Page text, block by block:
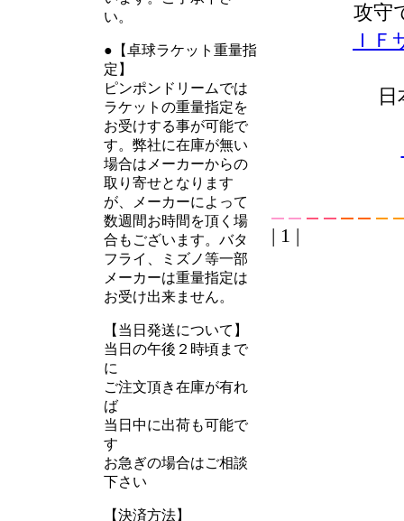
い。
●【卓球ラケット重量指
定】
ピンポンドリームでは
ラケットの重量指定を
お受けする事が可能で
す。弊社に在庫が無い
場合はメーカーからの
取り寄せとなります
が、メーカーによって
数週間お時間を頂く場
合もございます。バタ
フライ、ミズノ等一部
メーカーは重量指定は
お受け出来ません。
【当日発送について】
当日の午後２時頃まで
に
ご注文頂き在庫が有れ
ば
当日中に出荷も可能で
す
お急ぎの場合はご相談
下さい
【決済方法】
攻守
Ｉ
日
| 1 |